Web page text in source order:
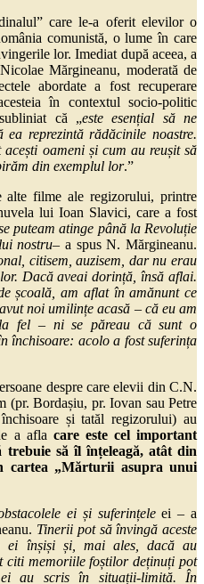
care le-a oferit elevilor o
comunistă, o lume în care
lor. Imediat după aceea, a
Mărgineanu, moderată de
abordate a fost recuperare
în contextul socio-politic
că „este esențial să ne
reprezintă rădăcinile noastre.
oameni și cum au reușit să
din exemplul lor.”
alte filme ale regizorului, printre
lui Ioan Slavici, care a fost
puteam atinge până la Revoluție
nostru– a spus N. Mărgineanu.
citisem, auzisem, dar nu erau
Dacă aveai dorință, însă aflai.
școală, am aflat în amănunt ce
noi umilințe acasă – că eu am
fel – ni se păreau că sunt o
închisoare: acolo a fost suferința
despre care elevii din C.N.
(pr. Bordașiu, pr. Iovan sau Petre
și tatăl regizorului) au
a afla care este cel important
să îl înțeleagă, atât din
cartea „Mărturii asupra unui
ei și suferințeleei – a
Tinerii pot să învingă aceste
ei înșiși și, mai ales, dacă au
citi memoriile foștilor deținuți pot
au scris în situații-limită. În